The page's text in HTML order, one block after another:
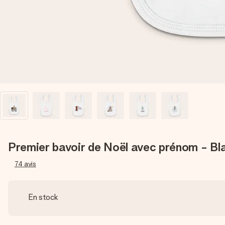
Premier bavoir de Noël avec prénom -
74 avis
En stock